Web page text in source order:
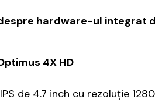
hardware-ul integrat
4X HD
de 4.7 inch cu rezoluție